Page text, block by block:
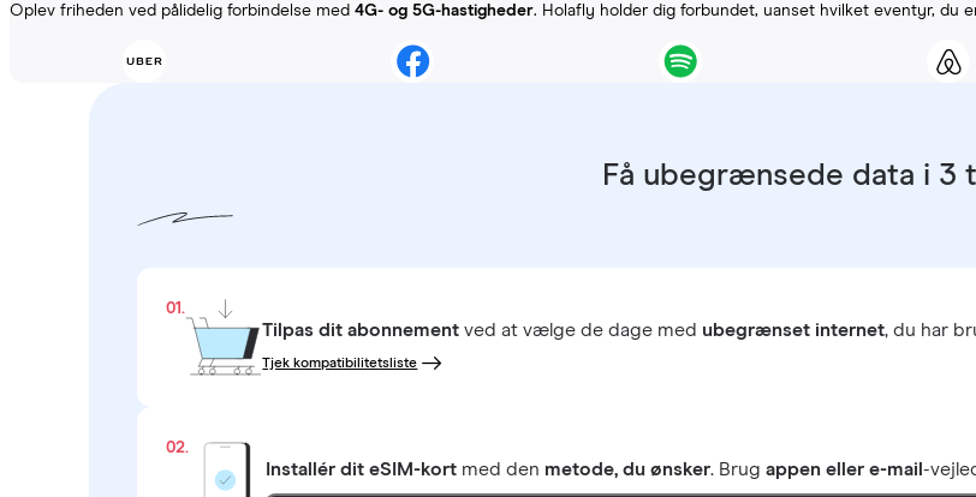
Oplev friheden ved pålidelig forbindelse med 4G- og 5G-hastigheder. Holafly holder dig forbundet, uanset hvilket eventyr, du
Få ubegrænsede data i 3
01.
Tilpas dit abonnement ved at vælge de dage med ubegrænset internet, du har
Tjek kompatibilitetsliste
02.
Installér dit eSIM-kort med den metode, du ønsker. Brugappen eller e-mail-